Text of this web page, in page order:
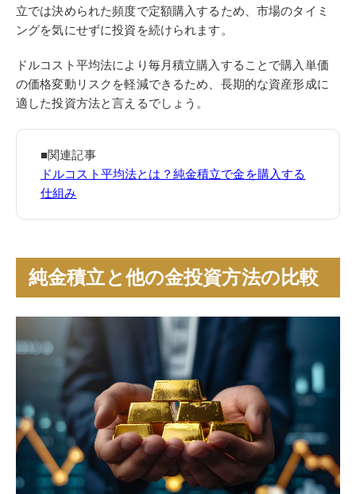
立では決められた頻度で定額購入するため、市場のタイミ
ングを気にせずに投資を続けられます。
ドルコスト平均法により毎月積立購入することで購入単価
の価格変動リスクを軽減できるため、長期的な資産形成に
適した投資方法と言えるでしょう。
■関連記事
ドルコスト平均法とは？純金積立で金を購入する
仕組み
純金積立と他の金投資方法の比較